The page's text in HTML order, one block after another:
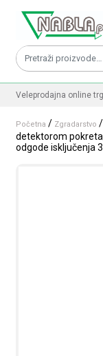
Pretraži:
Veleprodajna online
Početna / Zgradarstvo /
detektorom
odgode isključenja